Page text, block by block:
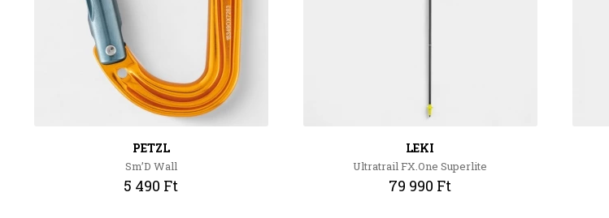
PETZL
Sm’D Wall
5 490 Ft
LEKI
Ultratrail FX.One Superlite
79 990 Ft